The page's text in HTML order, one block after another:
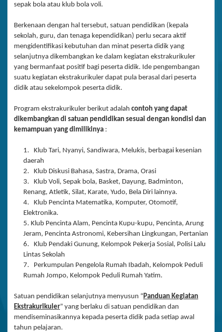
sepak bola atau klub bola voli.
Berkenaan dengan hal tersebut, satuan pendidikan (kepala
sekolah, guru, dan tenaga kependidikan) perlu secara aktif
mengidentifikasi kebutuhan dan minat peserta didik yang
selanjutnya dikembangkan ke dalam kegiatan ekstrakurikuler
yang bermanfaat positif bagi peserta didik. Ide pengembangan
suatu kegiatan ekstrakurikuler dapat pula berasal dari peserta
didik atau sekelompok peserta didik.
Program ekstrakurikuler berikut adalah contoh yang dapat
dikembangkan di satuan pendidikan sesuai dengan kondisi dan
kemampuan yang dimilikinya :
1. Klub Tari, Nyanyi, Sandiwara, Melukis, berbagai kesenian
daerah
2. Klub Diskusi Bahasa, Sastra, Drama, Orasi
3. Klub Voli, Sepak bola, Basket, Dayung, Badminton,
Renang, Atletik, Silat, Karate, Yudo, Bela Diri lainnya.
4. Klub Pencinta Matematika, Komputer, Otomotif,
Elektronika.
5. Klub Pencinta Alam, Pencinta Kupu-kupu, Pencinta, Arung
Jeram, Pencinta Astronomi, Kebersihan Lingkungan, Pertanian
6. Klub Pendaki Gunung, Kelompok Pekerja Sosial, Polisi Lalu
Lintas Sekolah
7. Perkumpulan Pengelola Rumah Ibadah, Kelompok Peduli
Rumah Jompo, Kelompok Peduli Rumah Yatim.
Satuan pendidikan selanjutnya menyusun “Panduan Kegiatan
Ekstrakurikuler” yang berlaku di satuan pendidikan dan
mendiseminasikannya kepada peserta didik pada setiap awal
tahun pelajaran.